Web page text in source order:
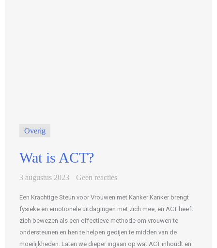
Overig
Wat is ACT?
3 augustus 2023 Geen reacties
Een Krachtige Steun voor Vrouwen met Kanker Kanker brengt
fysieke en emotionele uitdagingen met zich mee, en ACT heeft
zich bewezen als een effectieve methode om vrouwen te
ondersteunen en hen te helpen gedijen te midden van de
moeilijkheden. Laten we dieper ingaan op wat ACT inhoudt en